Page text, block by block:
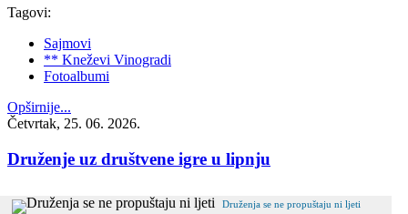
Tagovi:
Sajmovi
** Kneževi Vinogradi
Fotoalbumi
Opširnije...
Četvrtak, 25. 06. 2026.
Druženje uz društvene igre u lipnju
Druženja se ne propuštaju ni ljeti